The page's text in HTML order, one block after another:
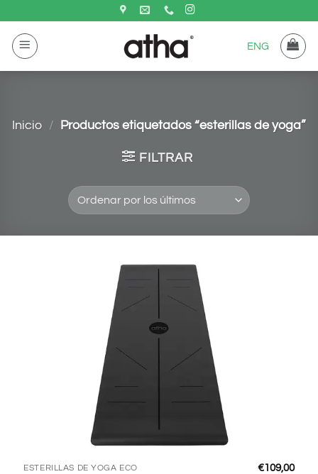
contenido
ENG
Inicio / Productos etiquetados “esterillas de yoga”
FILTRAR
ESTERILLAS DE YOGA ECO €109,00